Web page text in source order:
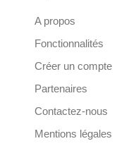
A propos
Fonctionnalités
Créer un compte
Partenaires
Contactez-nous
Mentions légales